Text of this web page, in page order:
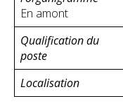
En amont
Qualification du
poste
Localisation